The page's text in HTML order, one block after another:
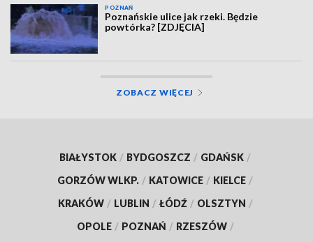
POZNAŃ
Poznańskie ulice jak rzeki. Będzie
powtórka? [ZDJĘCIA]
ZOBACZ WIĘCEJ
BIAŁYSTOK / BYDGOSZCZ / GDAŃSK /
GORZÓW WLKP. / KATOWICE / KIELCE /
KRAKÓW / LUBLIN / ŁÓDŹ / OLSZTYN /
OPOLE / POZNAŃ / RZESZÓW /